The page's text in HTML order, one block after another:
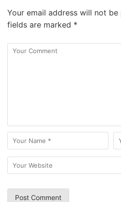
Your email address will not be
fields are marked *